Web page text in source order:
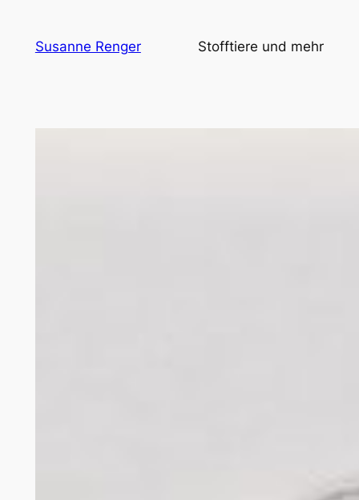
Inhalt
springen
Susanne Renger Stofftiere und mehr